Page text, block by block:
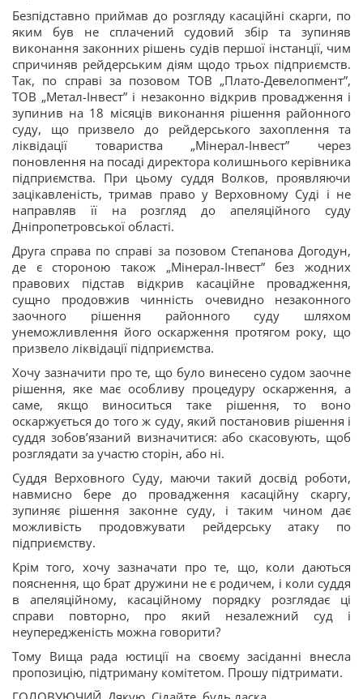
Безпідставно приймав до розгляду касаційні скарги, по
яким був не сплачений судовий збір та зупиняв
виконання законних рішень судів першої інстанції, чим
спричиняв рейдерським діям щодо трьох підприємств.
Так, по справі за позовом ТОВ „Плато-Девелопмент”,
ТОВ „Метал-Інвест” і незаконно відкрив провадження і
зупинив на 18 місяців виконання рішення районного
суду, що призвело до рейдерського захоплення та
ліквідації товариства „Мінерал-Інвест” через
поновлення на посаді директора колишнього керівника
підприємства. При цьому суддя Волков, проявляючи
зацікавленість, тримав право у Верховному Суді і не
направляв її на розгляд до апеляційного суду
Дніпропетровської області.
Друга справа по справі за позовом Степанова Догодун,
де є стороною також „Мінерал-Інвест” без жодних
правових підстав відкрив касаційне провадження,
сущно продовжив чинність очевидно незаконного
заочного рішення районного суду шляхом
унеможливлення його оскарження протягом року, що
призвело ліквідації підприємства.
Хочу зазначити про те, що було винесено судом заочне
рішення, яке має особливу процедуру оскарження, а
саме, якщо виноситься таке рішення, то воно
оскаржується до того ж суду, який постановив рішення і
суддя зобов’язаний визначитися: або скасовують, щоб
розглядати за участю сторін, або ні.
Суддя Верховного Суду, маючи такий досвід роботи,
навмисно бере до провадження касаційну скаргу,
зупиняє рішення законне суду, і таким чином дає
можливість продовжувати рейдерську атаку по
підприємству.
Крім того, хочу зазначати про те, що, коли даються
пояснення, що брат дружини не є родичем, і коли суддя
в апеляційному, касаційному порядку розглядає ці
справи повторно, про який незалежний суд і
неупередженість можна говорити?
Тому Вища рада юстиції на своєму засіданні внесла
пропозицію, підтриману комітетом. Прошу підтримати.